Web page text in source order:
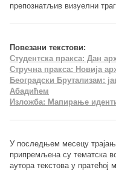
препознатљив визуелни
Повезани текстови:
Студентска пракса: Дан
Стручна пракса: Новија
Београдски Брутализам:
Абадићем
Изложба: Мапирање
У последњем месецу
припремљена су тематска
аутора текстова у пратећој